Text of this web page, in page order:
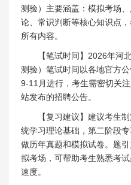
测验）主要涵盖：模拟考场
论、常识判断等核心知识点
所有内容。
【笔试时间】2026年河
测验）笔试时间以各地官方
9-11月进行，考生需密切关
站发布的招聘公告。
【复习建议】建议考生
统学习理论基础，第二阶段
做历年真题和模拟试卷。题
拟考场，可帮助考生熟悉考
速度。